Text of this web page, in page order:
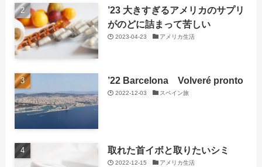
’23 大きすぎるアメリカのサプリ
がのどに詰まって苦しい
2023-04-23 アメリカ生活
’22 Barcelona Volveré pronto
2022-12-03 スペイン旅
取れた首イボと取りたいシミ
2022-12-15 アメリカ生活